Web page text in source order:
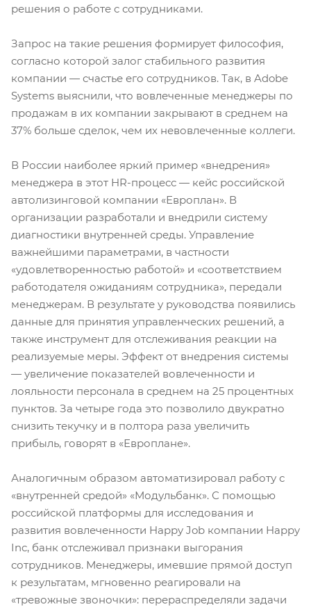
решения о работе с сотрудниками.
Запрос на такие решения формирует философия,
согласно которой залог стабильного развития
компании — счастье его сотрудников. Так, в Adobe
Systems выяснили, что вовлеченные менеджеры по
продажам в их компании закрывают в среднем на
37% больше сделок, чем их невовлеченные коллеги.
В России наиболее яркий пример «внедрения»
менеджера в этот HR-процесс — кейс российской
автолизинговой компании «Европлан». В
организации разработали и внедрили систему
диагностики внутренней среды. Управление
важнейшими параметрами, в частности
«удовлетворенностью работой» и «соответствием
работодателя ожиданиям сотрудника», передали
менеджерам. В результате у руководства появились
данные для принятия управленческих решений, а
также инструмент для отслеживания реакции на
реализуемые меры. Эффект от внедрения системы
— увеличение показателей вовлеченности и
лояльности персонала в среднем на 25 процентных
пунктов. За четыре года это позволило двукратно
снизить текучку и в полтора раза увеличить
прибыль, говорят в «Европлане».
Аналогичным образом автоматизировал работу с
«внутренней средой» «Модульбанк». С помощью
российской платформы для исследования и
развития вовлеченности Happy Job компании Happy
Inc, банк отслеживал признаки выгорания
сотрудников. Менеджеры, имевшие прямой доступ
к результатам, мгновенно реагировали на
«тревожные звоночки»: перераспределяли задачи